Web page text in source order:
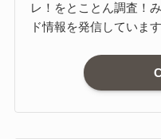
レ！をとことん調査！
ド情報を発信しています